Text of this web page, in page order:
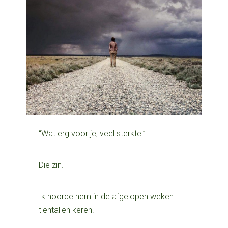
“Wat erg voor je, veel sterkte.”
Die zin.
Ik hoorde hem in de afgelopen weken
tientallen keren.